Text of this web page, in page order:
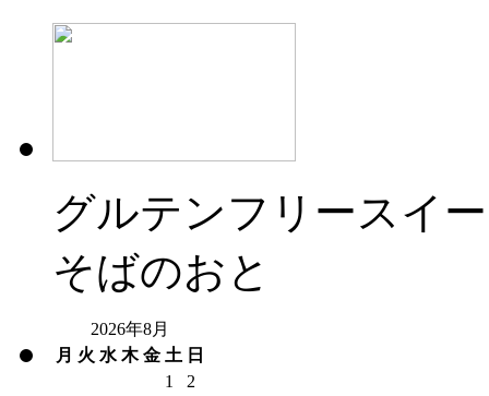
グルテンフリースイ
そばのおと
2026年8月
月 火 水 木 金 土 日
1
2